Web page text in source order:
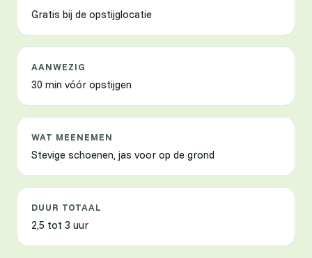
Gratis bij de opstijglocatie
AANWEZIG
30 min vóór opstijgen
WAT MEENEMEN
Stevige schoenen, jas voor op de grond
DUUR TOTAAL
2,5 tot 3 uur